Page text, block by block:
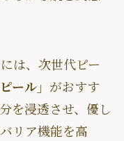
は、次世代ピー
ール」 がおすす
を浸透させ、優し
リア機能を高